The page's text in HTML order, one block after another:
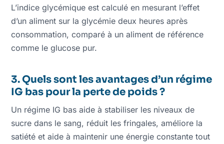
L’indice glycémique est calculé en mesurant l’effet
d’un aliment sur la glycémie deux heures après
consommation, comparé à un aliment de référence
comme le glucose pur.
3. Quels sont les avantages d’un régime
IG bas pour la perte de poids ?
Un régime IG bas aide à stabiliser les niveaux de
sucre dans le sang, réduit les fringales, améliore la
satiété et aide à maintenir une énergie constante tout